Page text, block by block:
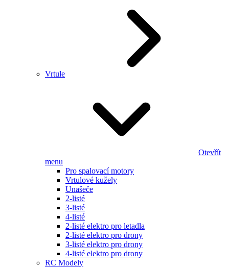
Vrtule
Otevřít
menu
Pro spalovací motory
Vrtulové kužely
Unašeče
2-listé
3-listé
4-listé
2-listé elektro pro letadla
2-listé elektro pro drony
3-listé elektro pro drony
4-listé elektro pro drony
RC Modely